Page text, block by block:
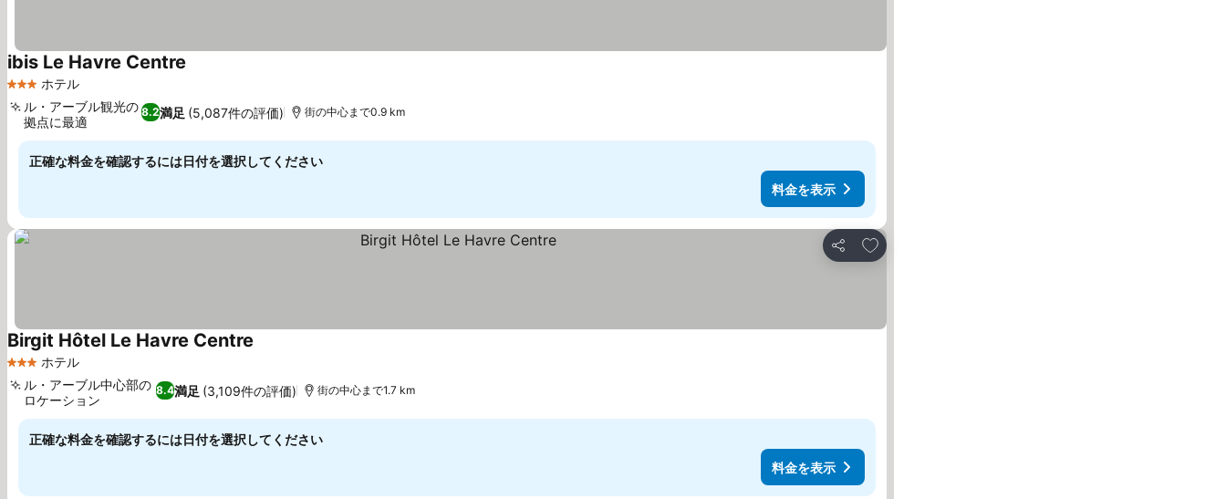
3 ホテルのランク
ホテル
ibis Le Havre Centre
8.2満足 (5,087件の評価)
ル・アーブル観光の
拠点に最適
街の中心まで0.9 km
正確な料金を確認するには日付を選択してください
料金を表示
シェア
お気に入りに追加
3 ホテルのランク
ホテル
Birgit Hôtel Le Havre Centre
8.4満足 (3,109件の評価)
ル・アーブル中心部の
ロケーション
街の中心まで1.7 km
正確な料金を確認するには日付を選択してください
料金を表示